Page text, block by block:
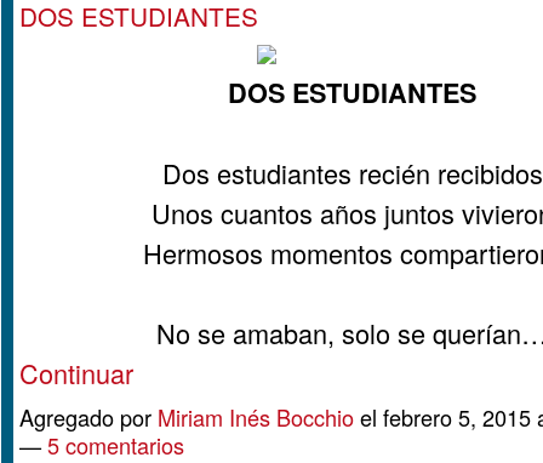
DOS ESTUDIANTES
DOS ESTUDIANTES
Dos estudiantes recién recibidos
Unos cuantos años juntos
Hermosos momentos
No se amaban, solo se
Continuar
Agregado por Miriam Inés Bocchioel febrero 5, 2015
—5 comentarios